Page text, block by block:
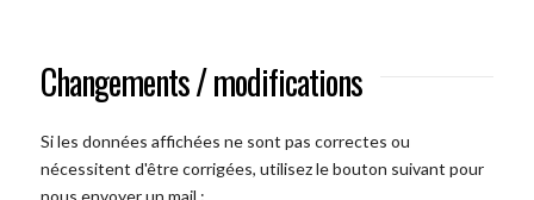
Changements / modifications
Si les données affichées ne sont pas correctes ou
nécessitent d'être corrigées, utilisez le bouton suivant pour
nous envoyer un mail :